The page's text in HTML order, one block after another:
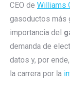
CEO de Williams
gasoductos más
importancia del
demanda de
datos y, por
la carrera por la